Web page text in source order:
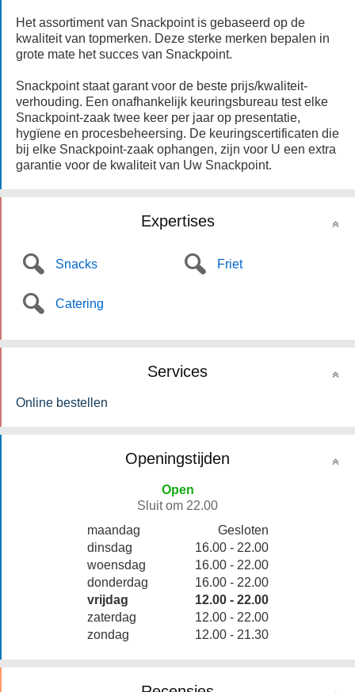
Het assortiment van Snackpoint is gebaseerd op de
kwaliteit van topmerken. Deze sterke merken bepalen in
grote mate het succes van Snackpoint.
Snackpoint staat garant voor de beste prijs/kwaliteit-
verhouding. Een onafhankelijk keuringsbureau test elke
Snackpoint-zaak twee keer per jaar op presentatie,
hygïene en procesbeheersing. De keuringscertificaten die
bij elke Snackpoint-zaak ophangen, zijn voor U een extra
garantie voor de kwaliteit van Uw Snackpoint.
Expertises
Snacks Friet
Catering
Services
Online bestellen
Openingstijden
Open
Sluit om 22.00
maandag
Gesloten
dinsdag
16.00 - 22.00
woensdag
16.00 - 22.00
donderdag
16.00 - 22.00
vrijdag
12.00 - 22.00
zaterdag
12.00 - 22.00
zondag
12.00 - 21.30